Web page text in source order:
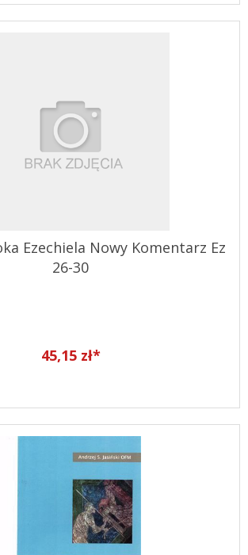
Ezechiela Nowy Komentarz Ez
26-30
45,15 zł*